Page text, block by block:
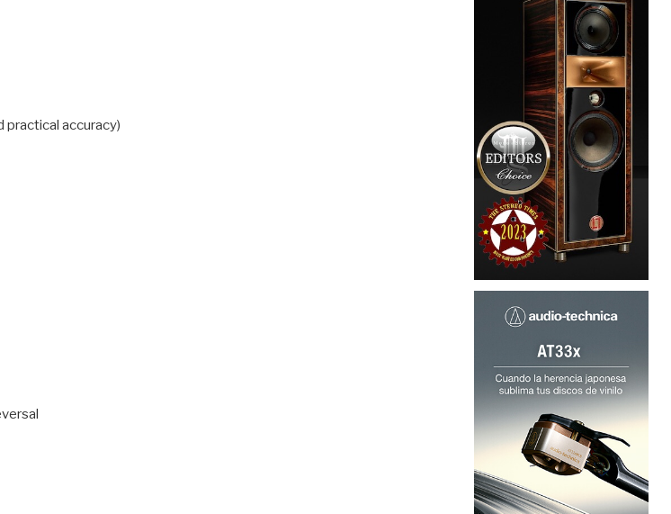
practical accuracy)